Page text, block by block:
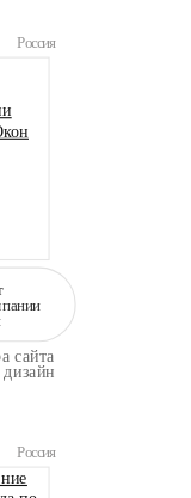
Россия
сайта
Россия